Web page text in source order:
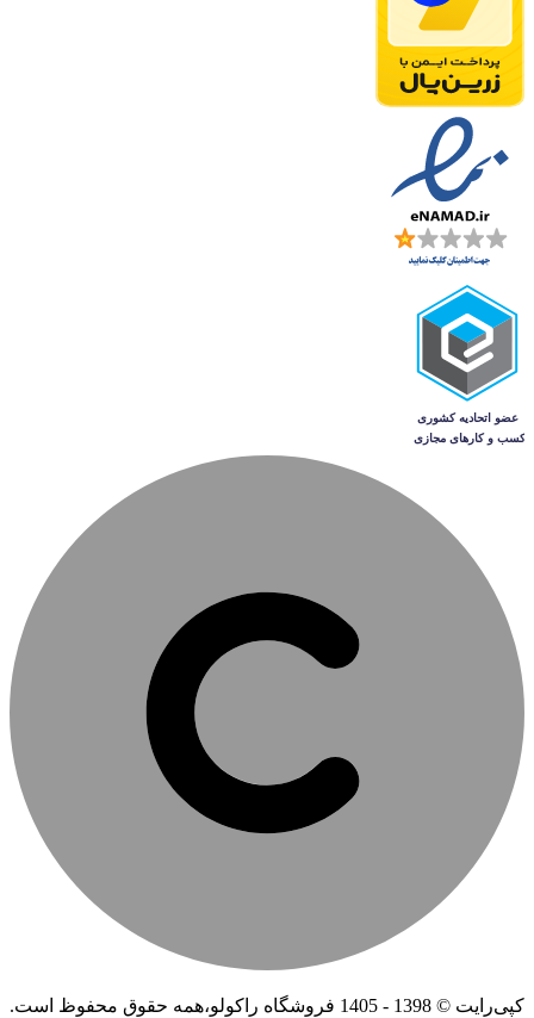
کپی‌رایت © 1398 - 1405 فروشگاه راکولو،همه حقوق محفوظ است.